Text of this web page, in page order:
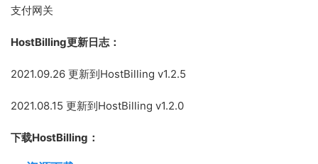
支付网关
HostBilling更新日志：
2021.09.26 更新到HostBilling v1.2.5
2021.08.15 更新到HostBilling v1.2.0
下载HostBilling：